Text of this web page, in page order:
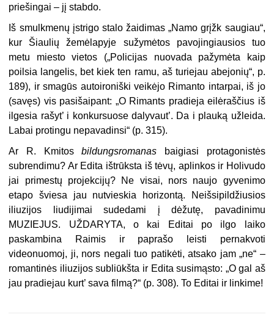
priešingai – jį stabdo.
Iš smulkmenų įstrigo stalo žaidimas „Namo grįžk saugiau“,
kur Šiaulių žemėlapyje sužymėtos pavojingiausios tuo
metu miesto vietos („Policijas nuovada pažymėta kaip
poilsia langelis, bet kiek ten ramu, aš turiejau abejonių“, p.
189), ir smagūs autoironiški veikėjo Rimanto intarpai, iš jo
(savęs) vis pasišaipant: „O Rimants pradieja eilėraščius iš
ilgesia rašyt’ i konkursuose dalyvaut’. Da i plauką užleida.
Labai protingu nepavadinsi“ (p. 315).
Ar R. Kmitosbildungsromanas baigiasi protagonistės
subrendimu? Ar Edita ištrūksta iš tėvų, aplinkos ir Holivudo
jai primestų projekcijų? Ne visai, nors naujo gyvenimo
etapo šviesa jau nutvieskia horizontą. Neišsipildžiusios
iliuzijos liudijimai sudedami į dėžutę, pavadinimu
MUZIEJUS. UŽDARYTA, o kai Editai po ilgo laiko
paskambina Raimis ir paprašo leisti pernakvoti
videonuomoj, ji, nors negali tuo patikėti, atsako jam „ne“ –
romantinės iliuzijos subliūkšta ir Edita susimąsto: „O gal aš
jau pradiejau kurt’ sava filmą?“ (p. 308). To Editai ir linkime!